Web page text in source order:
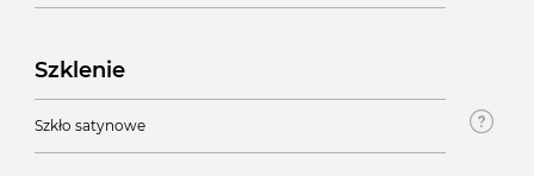
Szklenie
Szkło satynowe